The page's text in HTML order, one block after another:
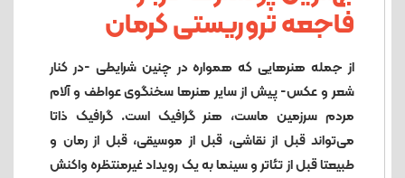
فاجعه تروریستی کرمان
از جمله هنرهایی که همواره در چنین شرایطی -در کنار
شعر و عکس- پیش از سایر هنرها سخنگوی عواطف و آلام
مردم سرزمین ماست، هنر گرافیک است. گرافیک ذاتا
می‌تواند قبل از نقاشی، قبل از موسیقی، قبل از رمان و
طبیعتا قبل از تئاتر و سینما به یک رویداد غیرمنتظره واکنش